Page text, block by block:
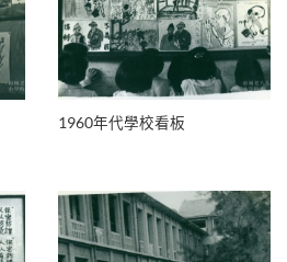
1960年代學校看板